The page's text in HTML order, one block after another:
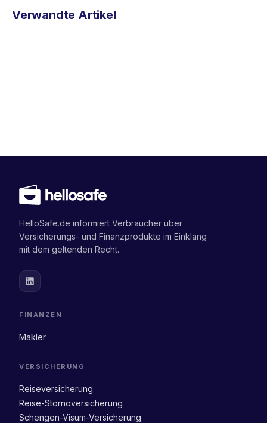
Verwandte Artikel
HelloSafe.de informiert Verbraucher über
Versicherungs- und Finanzprodukte im Einklang
mit dem geltenden Recht.
FINANZEN
Makler
VERSICHERUNG
Reiseversicherung
Reise-Stornoversicherung
Schengen-Visum-Versicherung